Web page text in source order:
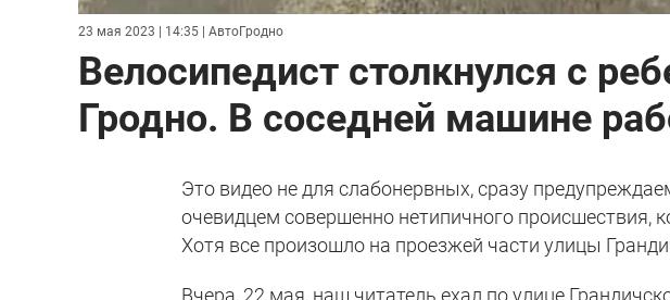
23 мая 2023 | 14:35 | АвтоГродно
Велосипедист столкнулся с
Гродно. В соседней машине
Это видео не для слабонервных, сразу
очевидцем совершенно нетипичного происшествия,
Хотя все произошло на проезжей части улицы
Вчера, 22 мая, наш читатель ехал по улице